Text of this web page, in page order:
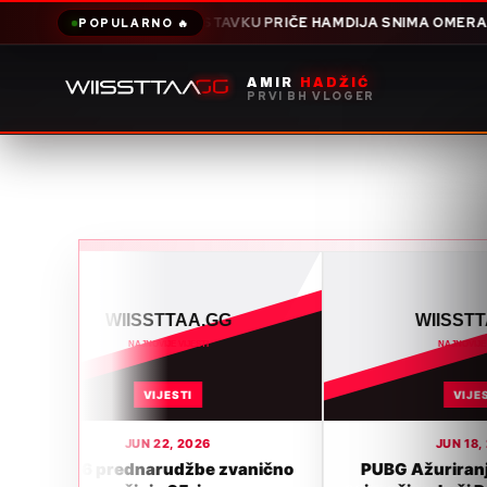
POPULARNO 🔥
NASTAVKU PRIČE HAMDIJA SNIMA OMERA I OTVARA JOŠ
AMIR HADŽIĆ
PRVI BH VLOGER
zvanično
VIJESTI
PUBG Ažuriranje 42.1: Ella AI